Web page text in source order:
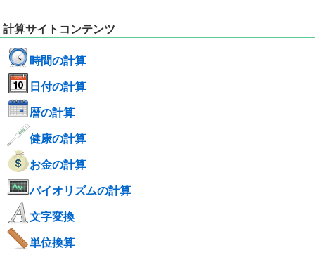
計算サイトコンテンツ
時間の計算
日付の計算
暦の計算
健康の計算
お金の計算
バイオリズムの計算
文字変換
単位換算